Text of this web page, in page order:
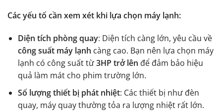
Các yếu tố cần xem xét khi lựa chọn máy lạnh:
Diện tích phòng quay: Diện tích càng lớn, yêu cầu về
công suất máy lạnh càng cao. Bạn nên lựa chọn máy
lạnh có công suất từ3HP trở lên để đảm bảo hiệu
quả làm mát cho phim trường lớn.
Số lượng thiết bị phát nhiệt: Các thiết bị như đèn
quay, máy quay thường tỏa ra lượng nhiệt rất lớn.